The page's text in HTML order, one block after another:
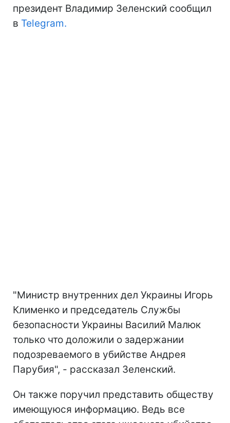
президент Владимир Зеленский сообщил
в Telegram.
"Министр внутренних дел Украины Игорь
Клименко и председатель Службы
безопасности Украины Василий Малюк
только что доложили о задержании
подозреваемого в убийстве Андрея
Парубия", - рассказал Зеленский.
Он также поручил представить обществу
имеющуюся информацию. Ведь все